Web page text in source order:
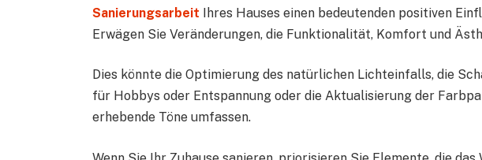
Sanierungsarbeit Ihres Hauses einen bedeutenden positiven
Erwägen Sie Veränderungen, die Funktionalität, Komfort und
Dies könnte die Optimierung des natürlichen Lichteinfalls, die
für Hobbys oder Entspannung oder die Aktualisierung der
erhebende Töne umfassen.